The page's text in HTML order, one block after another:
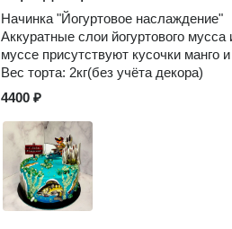
Начинка "Йогуртовое наслаждение"
Аккуратные слои йогуртового
муссе присутствуют кусочки манго
Вес торта: 2кг(без учёта декора)
4400 ₽